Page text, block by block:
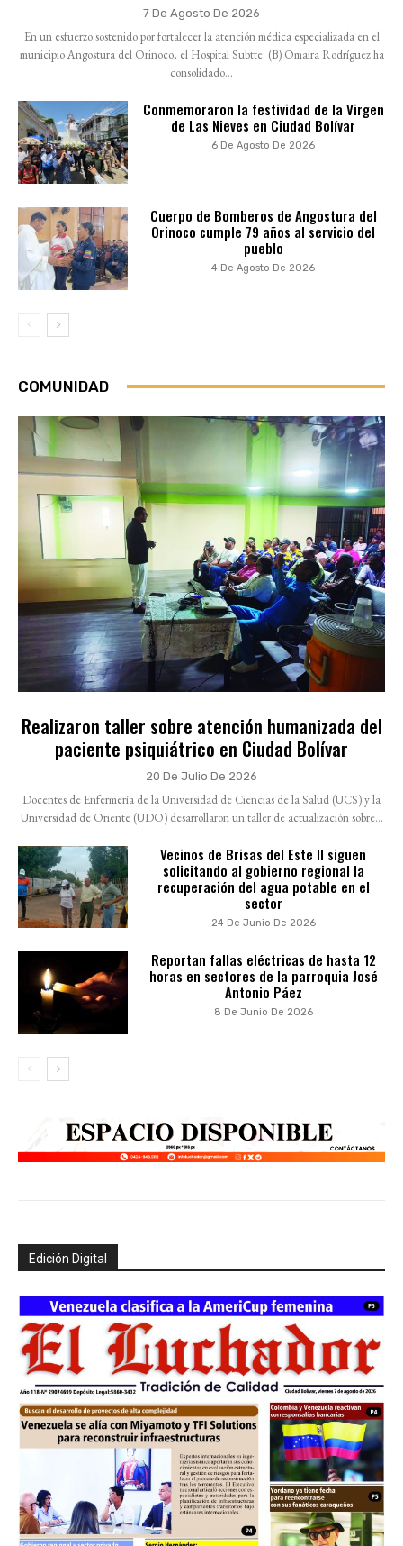
7 De Agosto De 2026
En un esfuerzo sostenido por fortalecer la atención médica especializada en el
municipio Angostura del Orinoco, el Hospital Subtte. (B) Omaira Rodríguez ha
consolidado...
Conmemoraron la festividad de la Virgen
de Las Nieves en Ciudad Bolívar
6 De Agosto De 2026
Cuerpo de Bomberos de Angostura del
Orinoco cumple 79 años al servicio del
pueblo
4 De Agosto De 2026
COMUNIDAD
Realizaron taller sobre atención humanizada del
paciente psiquiátrico en Ciudad Bolívar
20 De Julio De 2026
Docentes de Enfermería de la Universidad de Ciencias de la Salud (UCS) y la
Universidad de Oriente (UDO) desarrollaron un taller de actualización sobre...
Vecinos de Brisas del Este II siguen
solicitando al gobierno regional la
recuperación del agua potable en el
sector
24 De Junio De 2026
Reportan fallas eléctricas de hasta 12
horas en sectores de la parroquia José
Antonio Páez
8 De Junio De 2026
Edición Digital